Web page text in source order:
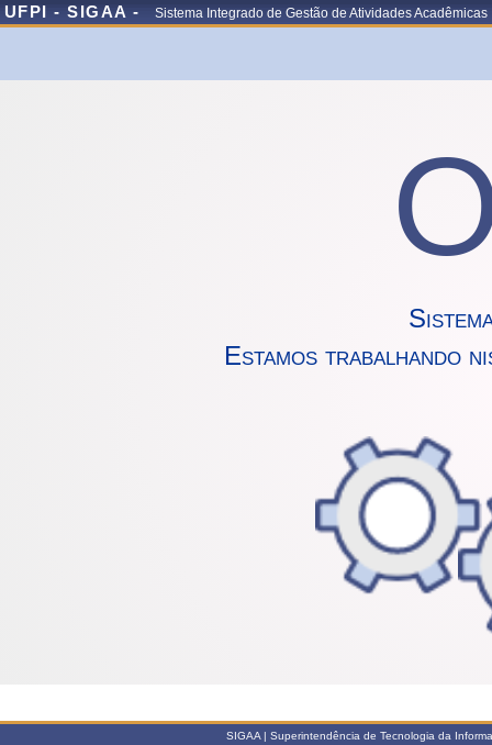
UFPI - SIGAA - Sistema Integrado de Gestão de Atividades Acadêmicas
Estamos trabalhando
SIGAA | Superintendência de Tecnologia da